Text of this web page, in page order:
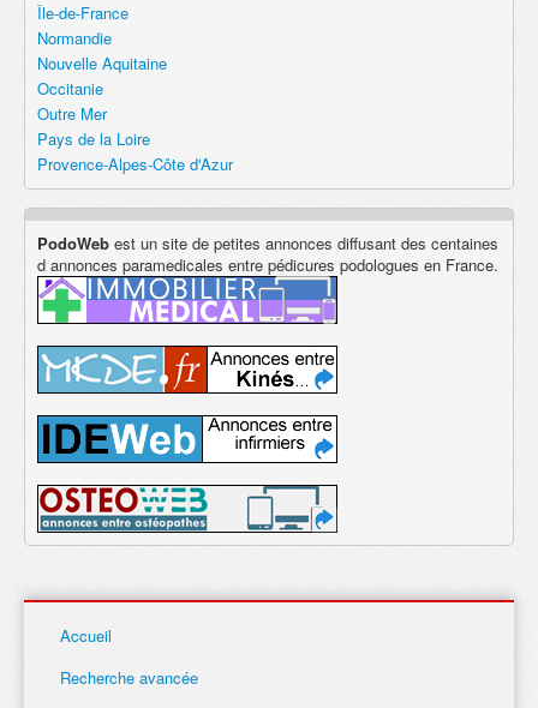
Île-de-France
Normandie
Nouvelle Aquitaine
Occitanie
Outre Mer
Pays de la Loire
Provence-Alpes-Côte d'Azur
PodoWeb est un site de petites annonces diffusant des centaines
d annonces paramedicales entre pédicures podologues en France.
Accueil
Recherche avancée